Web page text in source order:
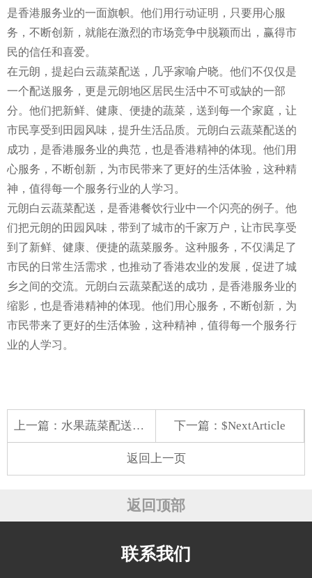
是香港服务业的一面旗帜。他们用行动证明，只要用心服
务，不断创新，就能在激烈的市场竞争中脱颖而出，赢得市
民的信任和喜爱。
在元朗，提起白云蔬菜配送，几乎家喻户晓。他们不仅仅是
一个配送服务，更是元朗地区居民生活中不可或缺的一部
分。他们把新鲜、健康、便捷的蔬菜，送到每一个家庭，让
市民享受到田园风味，提升生活品质。元朗白云蔬菜配送的
成功，是香港服务业的典范，也是香港精神的体现。他们用
心服务，不断创新，为市民带来了更好的生活体验，这种精
神，值得每一个服务行业的人学习。
元朗白云蔬菜配送，是香港餐饮行业中一个闪亮的例子。他
们把元朗的田园风味，带到了城市的千家万户，让市民享受
到了新鲜、健康、便捷的蔬菜服务。这种服务，不仅满足了
市民的日常生活需求，也推动了香港农业的发展，促进了城
乡之间的交流。元朗白云蔬菜配送的成功，是香港服务业的
缩影，也是香港精神的体现。他们用心服务，不断创新，为
市民带来了更好的生活体验，这种精神，值得每一个服务行
业的人学习。
上一篇： 水果蔬菜配送服务 下一篇：$NextArticle
返回上一页
返回顶部
联系我们